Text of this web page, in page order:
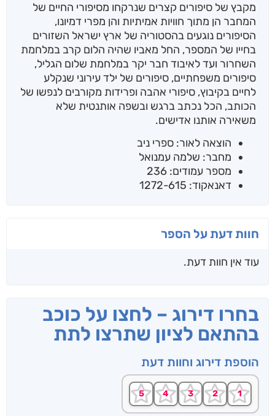
מקבץ של סיפורים קצרים שנרקחו מסיפורי החיים של
המחבר הן מתוך חוויות אמיתיות והן מפרי דמיונו,
הסיפורים נוגעים בהסטוריה של ארץ ישראל השזורים
בחייו של המספר, החל מאביו שהיה הלום קרב במלחמת
השחרור ועד לאיבוד חבר יקר במלחמת שלום הגליל,
סיפורים משפחתיים, סיפורים של ילד עירוני שנקלע
לחיים בקיבוץ, סיפורי אהבה ופרידות מקורבים לנפשו של
הכותב, הכל נכתב ברגש ובשפה אותנטית שלא
משאירה אותנו אדישים.
הוצאה לאור: ספרי ניב
מחבר: שלמה עמנואל
מספר עמודים: 236
דאנאקוד: 1272-615
חוות דעת על הספר
עוד אין חוות דעת.
בחרו דירוג – לחצו על כוכב
בהתאם לציון שתרצו לתת
הוספת דירוג וחוות דעת